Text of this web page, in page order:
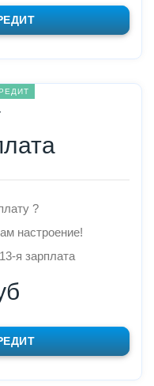
?
настроение!
я зарплата